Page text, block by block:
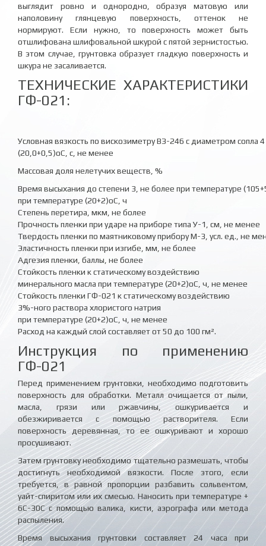
выглядит ровно и однородно, образуя матовую или
наполовину глянцевую поверхность, оттенок не
нормируют. Если нужно, то поверхность может быть
отшлифована шлифовальной шкурой с пятой зернистостью.
В этом случае, грунтовка образует гладкую поверхность и
шкура не засаливается.
ТЕХНИЧЕСКИЕ ХАРАКТЕРИСТИКИ
ГФ-021:
Условная вязкость по вискозиметру ВЗ-246 с диаметром сопла
(20,0+0,5)оС, с, не менее
Массовая доля нелетучих веществ, %
Время высыхания до степени 3, не более при температуре
при температуре (20+2)оС, ч
Степень перетира, мкм, не более
Прочность пленки при ударе на приборе типа У-1, см, не менее
Твердость пленки по маятниковому прибору М-3, усл. ед., не
Эластичность пленки при изгибе, мм, не более
Адгезия пленки, баллы, не более
Стойкость пленки к статическому воздействию
минерального масла при температуре (20+2)оС, ч, не менее
Стойкость пленки ГФ-021 к статическому воздействию
3%-ного раствора хлористого натрия
при температуре (20+2)оС, ч, не менее
Расход на каждый слой составляет от 50 до 100 гм².
Инструкция по применению
ГФ-021
Перед применением грунтовки, необходимо подготовить
поверхность для обработки. Металл очищается от пыли,
масла, грязи или ржавчины, ошкуривается и
обезжиривается с помощью растворителя. Если
поверхность деревянная, то ее ошкуривают и хорошо
просушивают.
Затем грунтовку необходимо тщательно размешать, чтобы
достигнуть необходимой вязкости. После этого, если
требуется, в равной пропорции разбавить сольвентом,
уайт-спиритом или их смесью. Наносить при температуре +
6С-30С с помощью валика, кисти, аэрографа или метода
распыления.
Время высыхания грунтовки составляет 24 часа при